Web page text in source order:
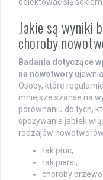
delektować się
Jakie są wyniki
choroby
Badania dotyczące
na nowotwory
Osoby, które
mniejsze szanse na
porównaniu do tych,
spożywanie jabłek
rodzajów
rak płuc,
rak piersi,
choroby